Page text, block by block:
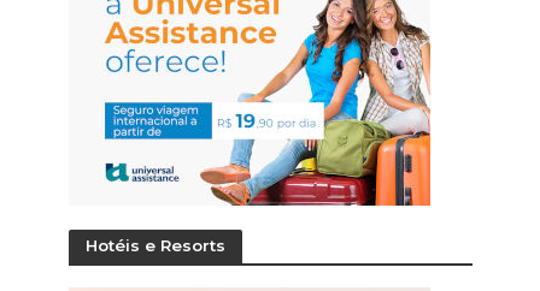
Hotéis e Resorts